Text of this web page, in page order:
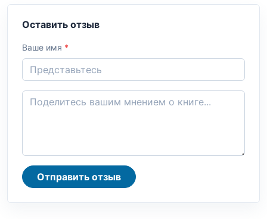
Оставить отзыв
Ваше имя *
Отправить отзыв